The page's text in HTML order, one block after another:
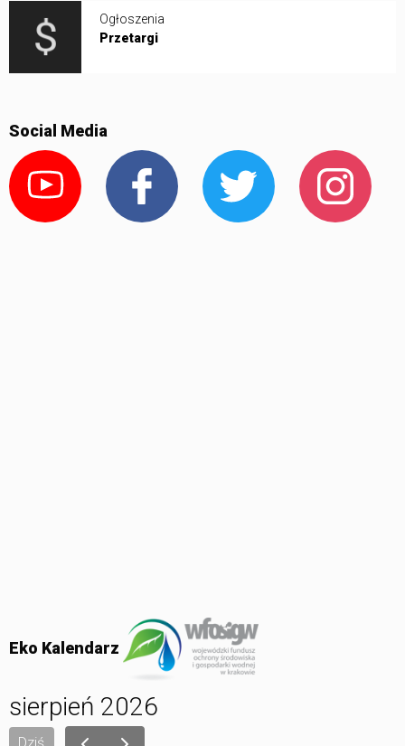
Ogłoszenia
Przetargi
Social Media
Eko Kalendarz
sierpień 2026